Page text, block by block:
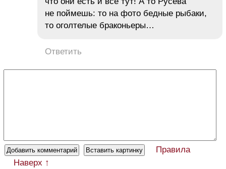
не поймешь: то на фото бедные рыбаки,
то оголтелые браконьеры…
Ответить
Правила
Наверх ↑